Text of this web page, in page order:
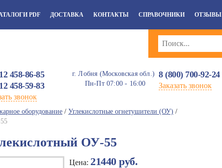
PDF ДОСТАВКА КОНТАКТЫ СПРАВОЧНИКИ ОТЗЫВЫ
458-86-85
458-59-83
звонок
г. Лобня (Московская обл.)
Пн-Пт 07:00 - 16:00
8 (800) 700-92-24
Заказать звонок
оборудование / Углекислотные огнетушители (ОУ) /
ОУ-55
Цена: 21440руб.